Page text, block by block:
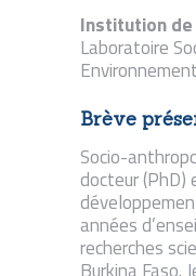
Institution
Laboratoire
Brève
Socio-
docteur (PhD)
années
recherches